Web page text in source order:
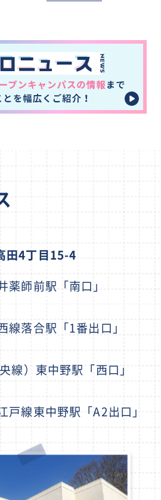
田4丁目15-4
薬師前駅「南口」
線落合駅「1番出口」
線）東中野駅「西口」
戸線東中野駅「A2出口」